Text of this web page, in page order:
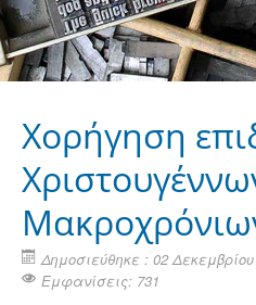
Χορήγηση
Δημοσιεύθηκε : 02
Εμφανίσεις: 731